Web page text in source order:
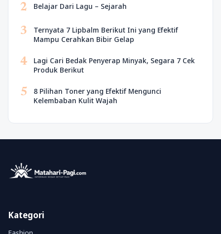
2 Belajar Dari Lagu – Sejarah
3
Ternyata 7 Lipbalm Berikut Ini yang Efektif
Mampu Cerahkan Bibir Gelap
4
Lagi Cari Bedak Penyerap Minyak, Segara 7 Cek
Produk Berikut
5
8 Pilihan Toner yang Efektif Mengunci
Kelembaban Kulit Wajah
Kategori